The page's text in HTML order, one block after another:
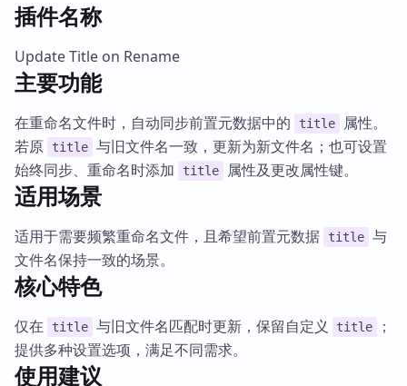
插件名称
Update Title on Rename
主要功能
在重命名文件时，自动同步前置元数据中的 title
属性。
若原
title 与旧文件名一致，更新为新文件名；也可设置
始终同步、重命名时添加
title 属性及更改属性键。
适用场景
适用于需要频繁重命名文件，且希望前置元数据 title 与
文件名保持一致的场景。
核心特色
仅在 title 与旧文件名匹配时更新，保留自定义 title
；
提供多种设置选项，满足不同需求。
使用建议